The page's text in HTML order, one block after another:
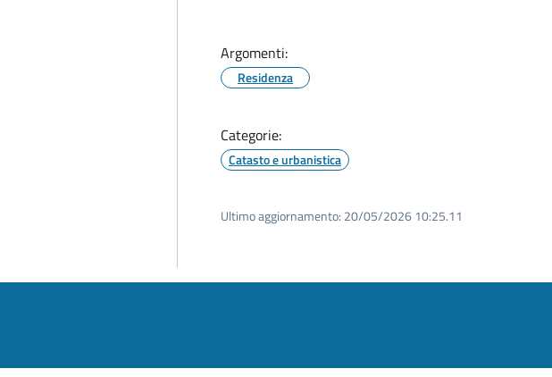
Argomenti:
Residenza
Categorie:
Catasto e urbanistica
Ultimo aggiornamento: 20/05/2026 10:25.11